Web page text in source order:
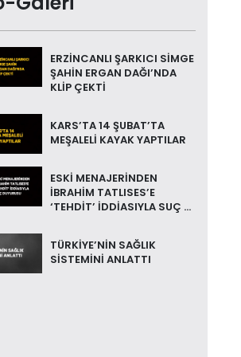
ERZİNCANLI ŞARKICI SİMGE
ŞAHİN ERGAN DAĞI’NDA
KLİP ÇEKTİ
KARS’TA 14 ŞUBAT’TA
MEŞALELİ KAYAK YAPTILAR
ESKİ MENAJERİNDEN
İBRAHİM TATLISES’E
‘TEHDİT’ İDDİASIYLA SUÇ ...
TÜRKİYE’NİN SAĞLIK
SİSTEMİNİ ANLATTI